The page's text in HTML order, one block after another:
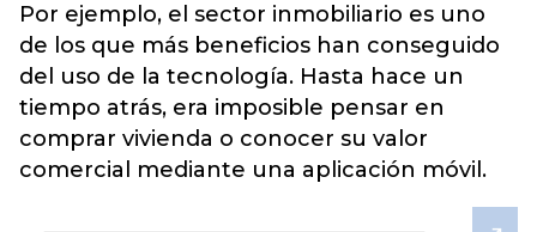
Por ejemplo, el sector inmobiliario es uno
de los que más beneficios han conseguido
del uso de la tecnología. Hasta hace un
tiempo atrás, era imposible pensar en
comprar vivienda o conocer su valor
comercial mediante una aplicación móvil.